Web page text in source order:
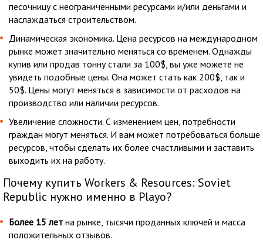
песочницу с неограниченными ресурсами и/или деньгами и
наслаждаться строительством.
Динамическая экономика. Цена ресурсов на международном
рынке может значительно меняться со временем. Однажды
купив или продав тонну стали за 100$, вы уже можете не
увидеть подобные цены. Она может стать как 200$, так и
50$. Цены могут меняться в зависимости от расходов на
производство или наличии ресурсов.
Увеличение сложности. С изменением цен, потребности
граждан могут меняться. И вам может потребоваться больше
ресурсов, чтобы сделать их более счастливыми и заставить
выходить их на работу.
Почему купить Workers & Resources: Soviet
Republic нужно именно в Playo?
Более 15 лет на рынке, тысячи проданных ключей и масса
положительных отзывов.